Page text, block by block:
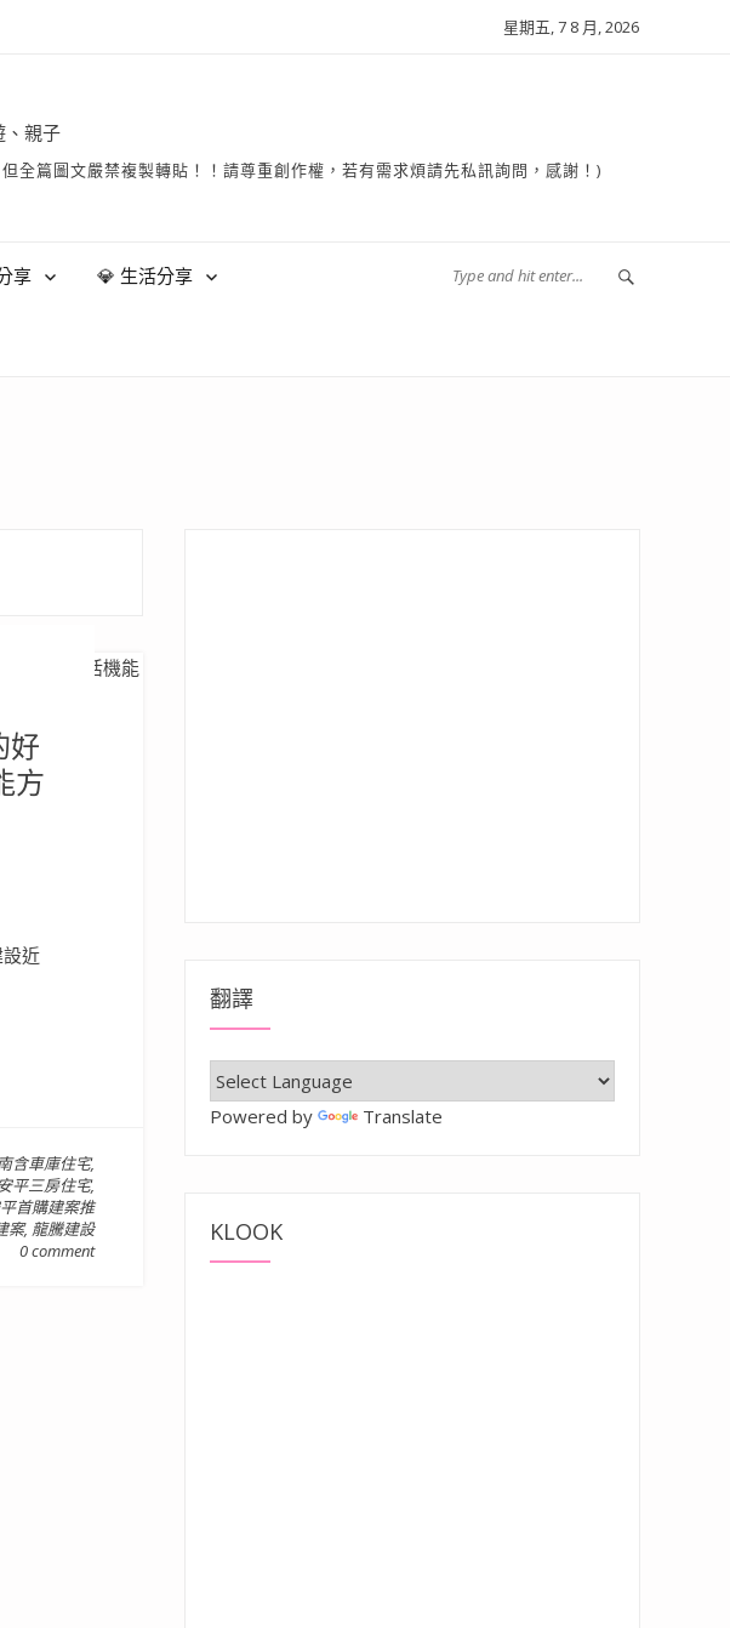
星期五, 7 8 月, 2026
篇圖文嚴禁複製轉貼！！請尊重創作權，若有需求煩請先私訊詢問，感謝！)
享 💎 生活分享
好
方
近
– 小資首購族的好選擇！2~3房有車位，未來鄰近輕軌G3線，一個生活機能方便又具人文深度的優質建
含車庫住宅,
安平三房住宅,
首購建案推
案, 龍騰建設
0 comment
翻譯
Powered by Translate
KLOOK